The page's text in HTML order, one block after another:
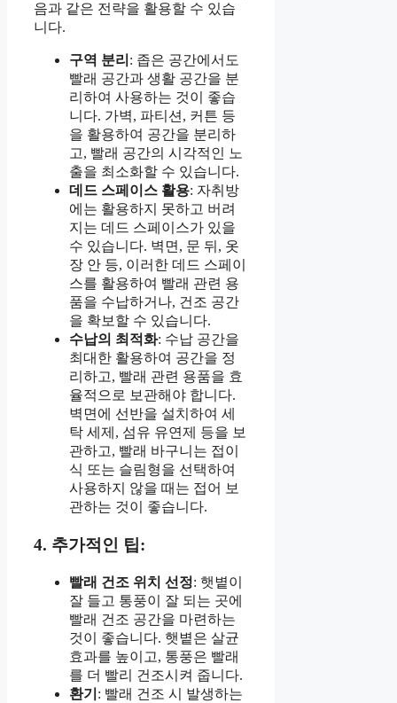
음과 같은 전략을 활용할 수 있습
니다.
구역 분리 : 좁은 공간에서도
빨래 공간과 생활 공간을 분
리하여 사용하는 것이 좋습
니다. 가벽, 파티션, 커튼 등
을 활용하여 공간을 분리하
고, 빨래 공간의 시각적인 노
출을 최소화할 수 있습니다.
데드 스페이스 활용: 자취방
에는 활용하지 못하고 버려
지는 데드 스페이스가 있을
수 있습니다. 벽면, 문 뒤, 옷
장 안 등, 이러한 데드 스페이
스를 활용하여 빨래 관련 용
품을 수납하거나, 건조 공간
을 확보할 수 있습니다.
수납의 최적화: 수납 공간을
최대한 활용하여 공간을 정
리하고, 빨래 관련 용품을 효
율적으로 보관해야 합니다.
벽면에 선반을 설치하여 세
탁 세제, 섬유 유연제 등을 보
관하고, 빨래 바구니는 접이
식 또는 슬림형을 선택하여
사용하지 않을 때는 접어 보
관하는 것이 좋습니다.
4. 추가적인 팁:
빨래 건조 위치 선정: 햇볕이
잘 들고 통풍이 잘 되는 곳에
빨래 건조 공간을 마련하는
것이 좋습니다. 햇볕은 살균
효과를 높이고, 통풍은 빨래
를 더 빨리 건조시켜 줍니다.
환기 : 빨래 건조 시 발생하는